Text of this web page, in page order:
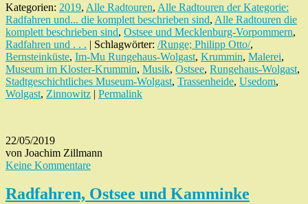
Kategorien: 2019, Alle Radtouren, Alle Radtouren der Kategorie:
Radfahren und... die komplett beschrieben sind, Alle Radtouren die
komplett beschrieben sind, Ostsee und Mecklenburg-Vorpommern,
Radfahren und . . . | Schlagwörter: /Runge; Philipp Otto/,
Bernsteinküste, Im-Mu Rungehaus-Wolgast, Krummin, Malerei,
Museum im Kloster-Krummin, Musik, Ostsee, Rungehaus-Wolgast,
Stadtgeschichtliches Museum-Wolgast, Trassenheide, Usedom,
Wolgast, Zinnowitz | Permalink
22/05/2019
von Joachim Zillmann
Keine Kommentare
Radfahren, Ostsee und Kamminke